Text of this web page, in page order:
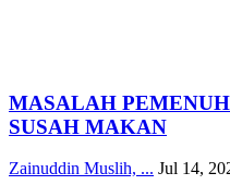
MASALAH
SUSAH MAKAN
Zainuddin Muslih, ... Jul 14,